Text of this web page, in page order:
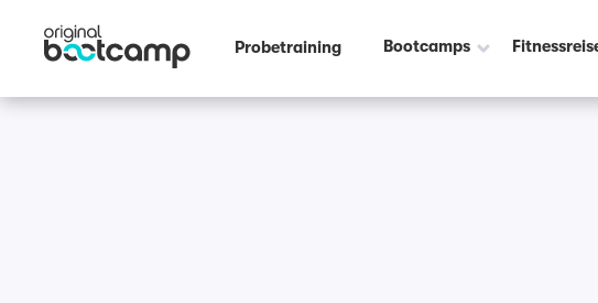
Probetraining Bootcamps